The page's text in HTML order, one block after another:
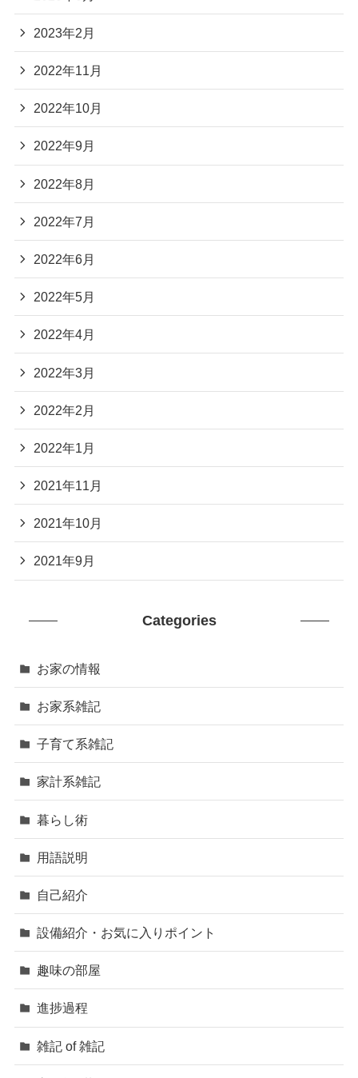
2023年2月
2022年11月
2022年10月
2022年9月
2022年8月
2022年7月
2022年6月
2022年5月
2022年4月
2022年3月
2022年2月
2022年1月
2021年11月
2021年10月
2021年9月
Categories
お家の情報
お家系雑記
子育て系雑記
家計系雑記
暮らし術
用語説明
自己紹介
設備紹介・お気に入りポイント
趣味の部屋
進捗過程
雑記 of 雑記